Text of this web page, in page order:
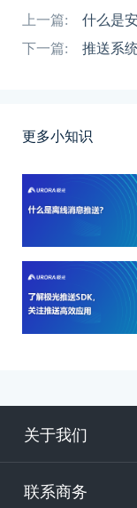
上一篇:
什么是
下一篇:
推送系
更多小知识
关于我们
联系商务